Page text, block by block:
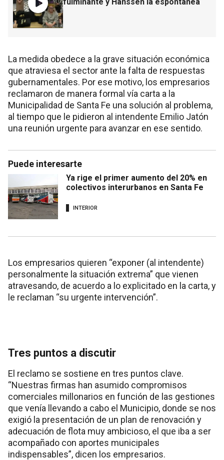
La medida obedece a la grave situación económica
que atraviesa el sector ante la falta de respuestas
gubernamentales. Por ese motivo, los empresarios
reclamaron de manera formal vía carta a la
Municipalidad de Santa Fe una solución al problema,
al tiempo que le pidieron al intendente Emilio Jatón
una reunión urgente para avanzar en ese sentido.
Puede interesarte
Ya rige el primer aumento del 20% en
colectivos interurbanos en Santa Fe
INTERIOR
Los empresarios quieren “exponer (al intendente)
personalmente la situación extrema” que vienen
atravesando, de acuerdo a lo explicitado en la carta, y
le reclaman “su urgente intervención”.
Tres puntos a discutir
El reclamo se sostiene en tres puntos clave.
“Nuestras firmas han asumido compromisos
comerciales millonarios en función de las gestiones
que venía llevando a cabo el Municipio, donde se nos
exigió la presentación de un plan de renovación y
adecuación de flota muy ambicioso, el que iba a ser
acompañado con aportes municipales
indispensables”, dicen los empresarios.